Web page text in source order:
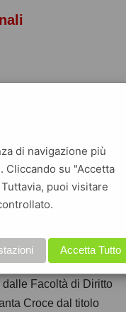
delle persone
dati e il Decreto
tutela del diritto alla
per renderlo conforme
ricaduta nelle realtà
Facoltà di Diritto
Croce dal titolo
di navigazione più
su "Accetta
puoi visitare
Accetta Tutto